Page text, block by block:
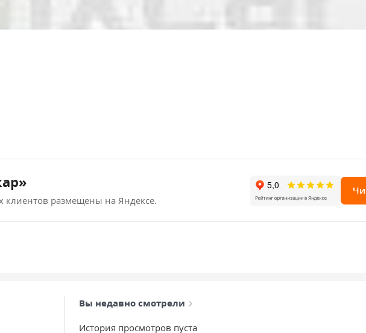
размещены на Яндексе.
Вы недавно смотрели
История просмотров пуста